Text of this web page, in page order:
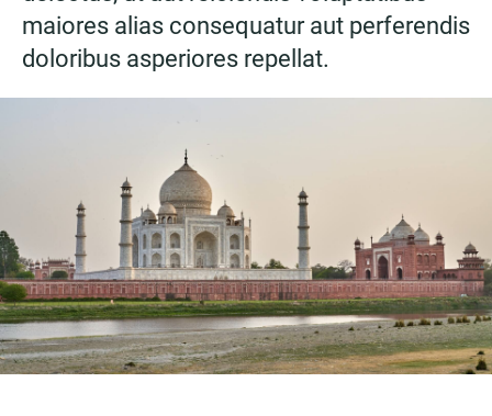
maiores alias consequatur aut perferendis
doloribus asperiores repellat.